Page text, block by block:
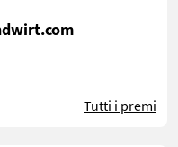
Tutti i premi